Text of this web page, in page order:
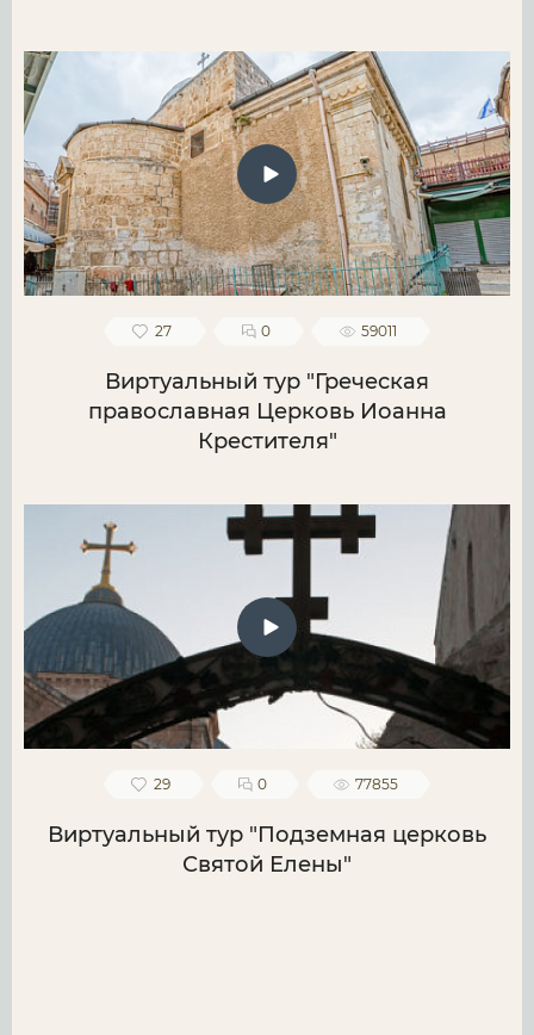
27 0 59011
Виртуальный тур "Греческая
православная Церковь Иоанна
Крестителя"
29 0 77855
Виртуальный тур "Подземная церковь
Святой Елены"